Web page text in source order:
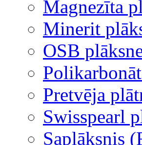
Magnezīta
Minerit
OSB
Pretvēja
Swisspearl
Saplāksnis